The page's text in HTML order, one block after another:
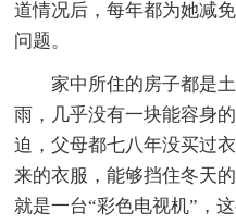
道情况后，每年都为她减
问题。
家中所住的房子都是
雨，几乎没有一块能容身
迫，父母都七八年没买过
来的衣服，能够挡住冬天
就是一台“彩色电视机”，